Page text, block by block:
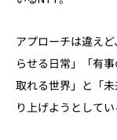
アプローチは違え
らせる日常」「有
取れる世界」と「
り上げようとして